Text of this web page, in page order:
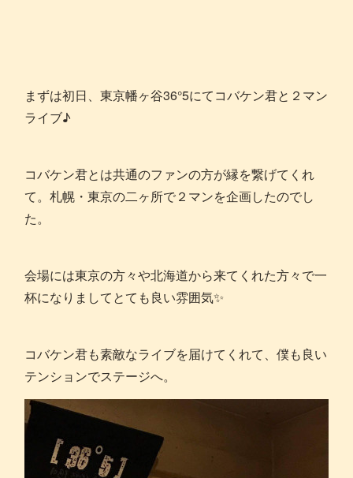
まずは初日、東京幡ヶ谷36°5にてコバケン君と２マン
ライブ♪
コバケン君とは共通のファンの方が縁を繋げてくれ
て。札幌・東京の二ヶ所で２マンを企画したのでし
た。
会場には東京の方々や北海道から来てくれた方々で一
杯になりましてとても良い雰囲気✨
コバケン君も素敵なライブを届けてくれて、僕も良い
テンションでステージへ。